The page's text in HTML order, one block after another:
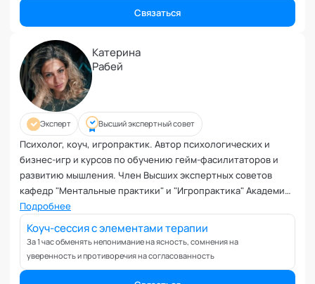
Маркетинговые и PR коммуникации
Международные коммуникации
Межличностные конфликты
Наставничество
Невроз
Обучение и образовательные программы
Ораторское искусство
Организация и проведение переговоров
Оргконсультирование
Осознанность
Отношения с родителями
Персональный коучинг
Связаться
Катерина
Рабей
Эксперт Высший экспертный совет
Психолог, коуч, игропрактик. Автор психологических и
бизнес-игр и курсов по обучению гейм-фасилитаторов и
развитию мышления. Член Высших экспертных советов
кафедр "Ментальные практики" и "Игропрактика" Академии
социальных технологий
Подробнее
Коуч-сессия с элементами терапии
За 1 час обменять непонимание на ясность, сомнения на
уверенность и противоречия на согласованность